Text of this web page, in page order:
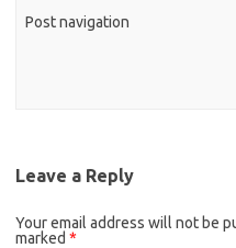
Post navigation
Leave a Reply
Your email address will not be
marked *